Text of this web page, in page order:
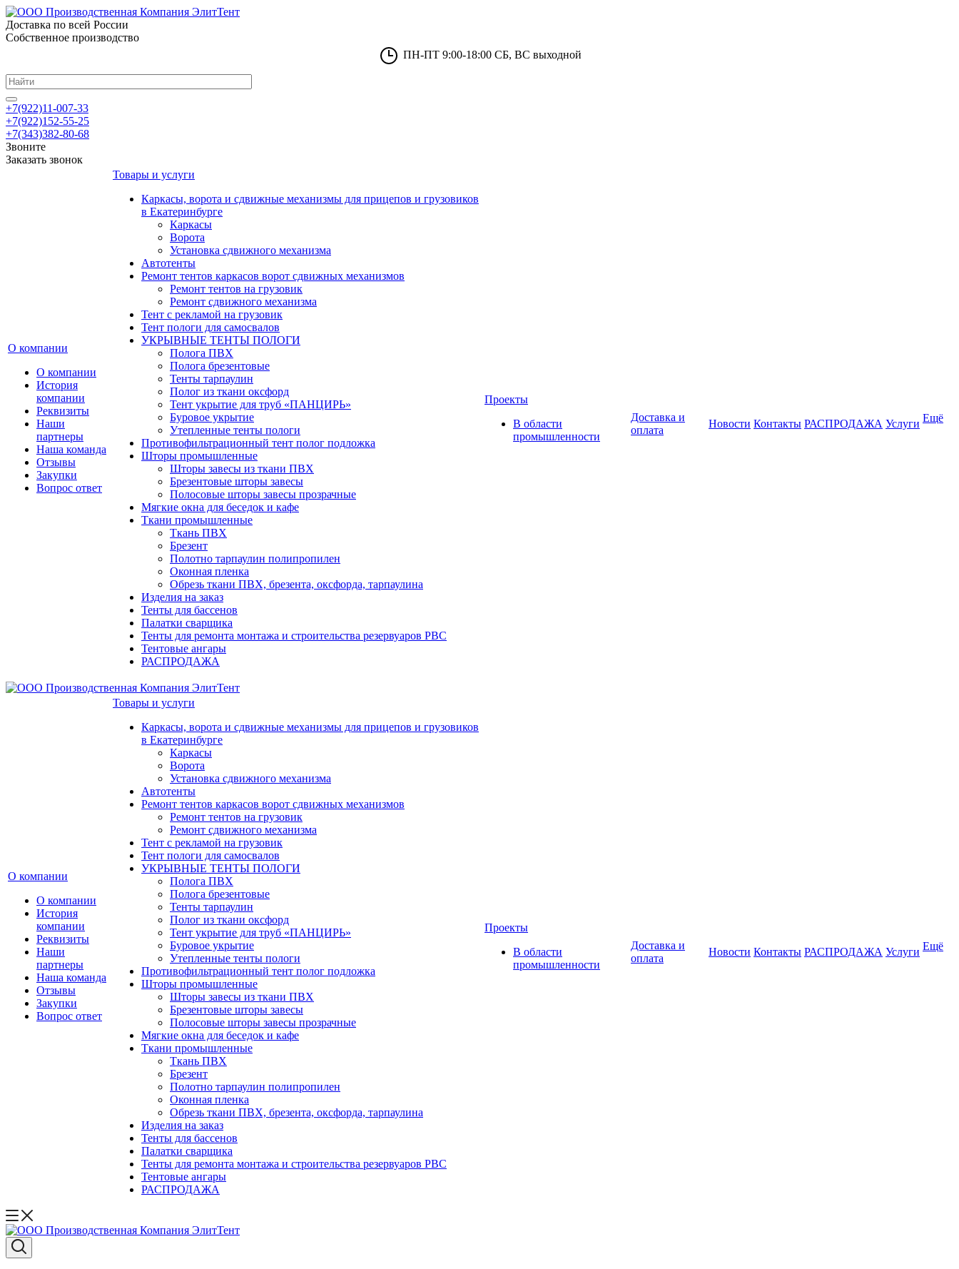
Доставка по всей России
Собственное производство
ПН-ПТ 9:00-18:00 СБ, ВС выходной
+7(922)11-007-33
+7(922)152-55-25
+7(343)382-80-68
Звоните
Заказать звонок
О компании
О компании
История
компании
Реквизиты
Наши
партнеры
Наша команда
Отзывы
Закупки
Вопрос ответ
Товары и услуги
Каркасы, ворота и сдвижные механизмы для прицепов и грузовиков
в Екатеринбурге
Каркасы
Ворота
Установка сдвижного механизма
Автотенты
Ремонт тентов каркасов ворот сдвижных механизмов
Ремонт тентов на грузовик
Ремонт сдвижного механизма
Тент с рекламой на грузовик
Тент пологи для самосвалов
УКРЫВНЫЕ ТЕНТЫ ПОЛОГИ
Полога ПВХ
Полога брезентовые
Тенты тарпаулин
Полог из ткани оксфорд
Тент укрытие для труб «ПАНЦИРЬ»
Буровое укрытие
Утепленные тенты пологи
Противофильтрационный тент полог подложка
Шторы промышленные
Шторы завесы из ткани ПВХ
Брезентовые шторы завесы
Полосовые шторы завесы прозрачные
Мягкие окна для беседок и кафе
Ткани промышленные
Ткань ПВХ
Брезент
Полотно тарпаулин полипропилен
Оконная пленка
Обрезь ткани ПВХ, брезента, оксфорда, тарпаулина
Изделия на заказ
Тенты для бассенов
Палатки сварщика
Тенты для ремонта монтажа и строительства резервуаров РВС
Тентовые ангары
РАСПРОДАЖА
Проекты
В области
промышленности
Доставка и
оплата
Новости Контакты РАСПРОДАЖА Услуги Ещё
О компании
О компании
История
компании
Реквизиты
Наши
партнеры
Наша команда
Отзывы
Закупки
Вопрос ответ
Товары и услуги
Каркасы, ворота и сдвижные механизмы для прицепов и грузовиков
в Екатеринбурге
Каркасы
Ворота
Установка сдвижного механизма
Автотенты
Ремонт тентов каркасов ворот сдвижных механизмов
Ремонт тентов на грузовик
Ремонт сдвижного механизма
Тент с рекламой на грузовик
Тент пологи для самосвалов
УКРЫВНЫЕ ТЕНТЫ ПОЛОГИ
Полога ПВХ
Полога брезентовые
Тенты тарпаулин
Полог из ткани оксфорд
Тент укрытие для труб «ПАНЦИРЬ»
Буровое укрытие
Утепленные тенты пологи
Противофильтрационный тент полог подложка
Шторы промышленные
Шторы завесы из ткани ПВХ
Брезентовые шторы завесы
Полосовые шторы завесы прозрачные
Мягкие окна для беседок и кафе
Ткани промышленные
Ткань ПВХ
Брезент
Полотно тарпаулин полипропилен
Оконная пленка
Обрезь ткани ПВХ, брезента, оксфорда, тарпаулина
Изделия на заказ
Тенты для бассенов
Палатки сварщика
Тенты для ремонта монтажа и строительства резервуаров РВС
Тентовые ангары
РАСПРОДАЖА
Проекты
В области
промышленности
Доставка и
оплата
Новости Контакты РАСПРОДАЖА Услуги Ещё